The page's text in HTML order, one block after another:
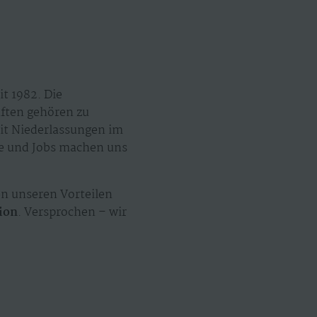
1982. Die
gehören zu
Niederlassungen im
Jobs machen uns
unseren Vorteilen
. Versprochen – wir